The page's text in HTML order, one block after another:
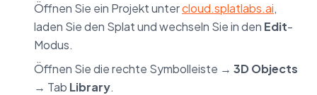
Öffnen Sie ein Projekt untercloud.splatlabs.ai,
laden Sie den Splat und wechseln Sie in den Edit-
Modus.
Öffnen Sie die rechte Symbolleiste → 3D Objects
→ Tab Library.